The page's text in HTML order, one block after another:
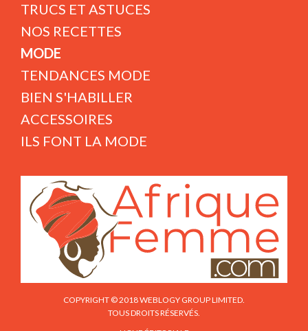
TRUCS ET ASTUCES
NOS RECETTES
MODE
TENDANCES MODE
BIEN S'HABILLER
ACCESSOIRES
ILS FONT LA MODE
COPYRIGHT © 2018 WEBLOGY GROUP LIMITED.
TOUS DROITS RÉSERVÉS.